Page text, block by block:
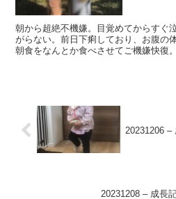
朝から超絶不機嫌。目覚めてからすぐ
がらない。前日下痢しており、お腹の
朝食をなんとか食べさせてご機嫌快復
20231206 –
20231208 – 成長